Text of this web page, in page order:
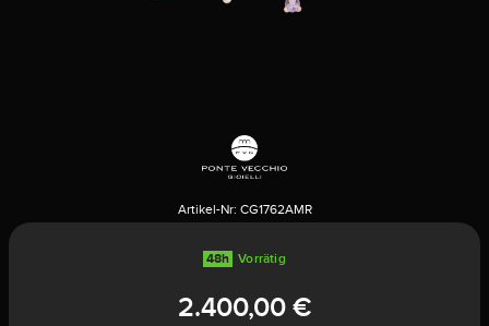
Artikel-Nr: CG1762AMR
48h Vorrätig
2.400,00 €